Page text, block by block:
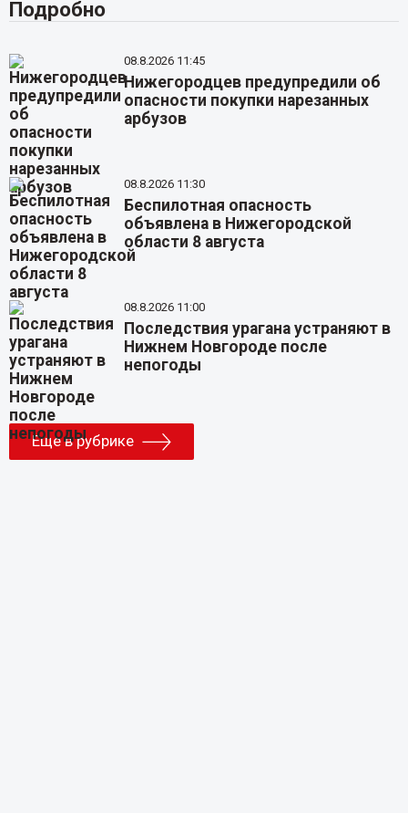
Подробно
08.8.2026 11:45
Нижегородцев предупредили об
опасности покупки нарезанных
арбузов
08.8.2026 11:30
Беспилотная опасность
объявлена в Нижегородской
области 8 августа
08.8.2026 11:00
Последствия урагана устраняют в
Нижнем Новгороде после
непогоды
Еще в рубрике